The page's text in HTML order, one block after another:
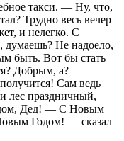
такси. — Ну, что,
Трудно весь вечер
и нелегко. С
Не надоело,
быть. Вот бы стать
Добрым, а?
Сам ведь
лес праздничный,
Дед! — С Новым
Годом! — сказал